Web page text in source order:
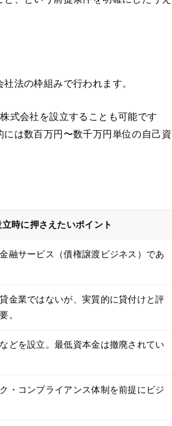
法の枠組みで行われます。
式会社を設立することも可能です
は数百万円〜数千万円単位の自己資
時に押さえたいポイント
融サービス（債権譲渡ビジネス）であ
金業ではないが、実質的に貸付けと評
。
どを設立。最低資本金は撤廃されてい
・コンプライアンス体制を前提にビジ